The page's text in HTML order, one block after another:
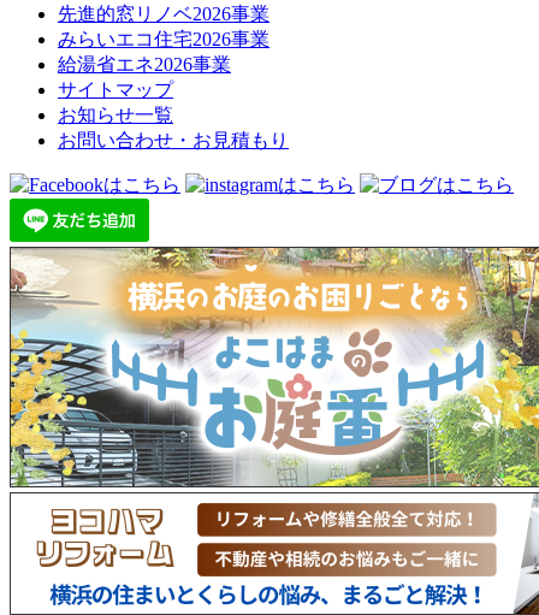
先進的窓リノベ2026事業
みらいエコ住宅2026事業
給湯省エネ2026事業
サイトマップ
お知らせ一覧
お問い合わせ・お見積もり